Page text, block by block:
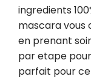
ingredients
mascara vous
en prenant
par etape
parfait pour